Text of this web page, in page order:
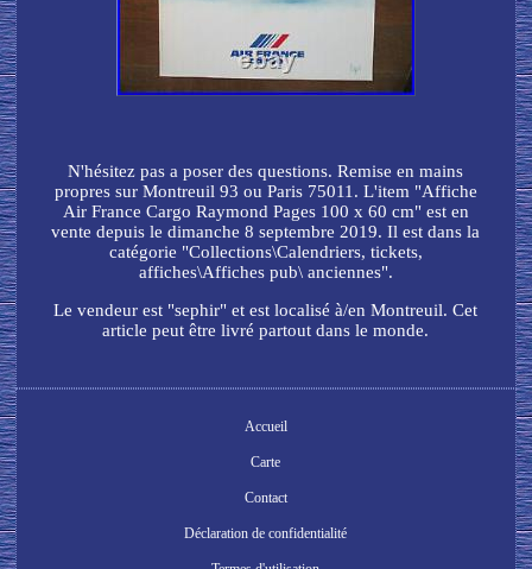
N'hésitez pas a poser des questions. Remise en mains
propres sur Montreuil 93 ou Paris 75011. L'item "Affiche
Air France Cargo Raymond Pages 100 x 60 cm" est en
vente depuis le dimanche 8 septembre 2019. Il est dans la
catégorie "Collections\Calendriers, tickets,
affiches\Affiches pub\ anciennes".
Le vendeur est "sephir" et est localisé à/en Montreuil. Cet
article peut être livré partout dans le monde.
Accueil
Carte
Contact
Déclaration de confidentialité